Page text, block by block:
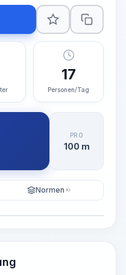
17
Personen/Tag
PRO
100 m
Normen KI